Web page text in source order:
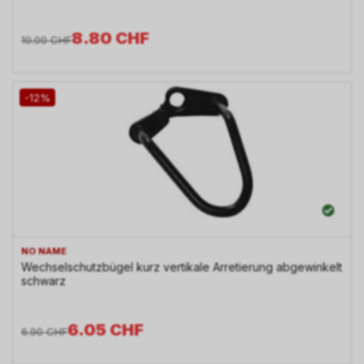
8.80CHF
10.00 CHF
-12%
NO NAME
Wechselschutzbügel kurz vertikale Arretierung abgewinkelt
schwarz
6.05CHF
6.90 CHF